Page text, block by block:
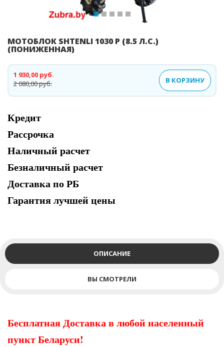
МОТОБЛОК SHTENLI 1030 P (8.5 Л.С.)
(ПОНИЖЕННАЯ)
2 080,00 руб.
1 930,00 руб.
В КОРЗИНУ
Кредит
Рассрочка
Наличный расчет
Безналичный расчет
Доставка по РБ
Гарантия лучшей цены
ОПИСАНИЕ
ВЫ СМОТРЕЛИ
Бесплатная Доставка в любой населенный
пункт Беларуси!